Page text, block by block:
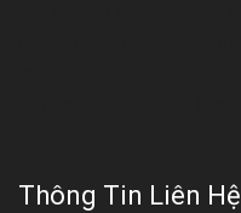
Thông Tin Liên Hệ